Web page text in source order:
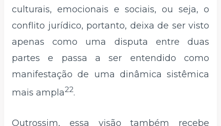
culturais, emocionais e sociais, ou seja, o
conflito jurídico, portanto, deixa de ser visto
apenas como uma disputa entre duas
partes e passa a ser entendido como
manifestação de uma dinâmica sistêmica
mais ampla22.
Outrossim, essa visão também recebe